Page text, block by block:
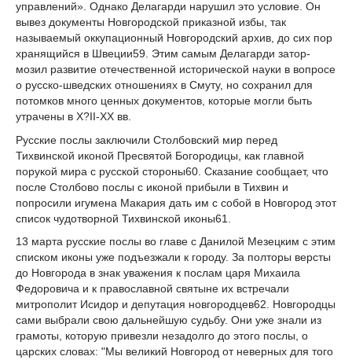
управлений». Однако Делагарди нарушил это условие. Он
вывез документы Новгородской приказной избы, так
называемый оккупационный Новгородский архив, до сих пор
хранящийся в Швеции59 . Этим самым Делагарди затор­
мозил развитие отечественной исторической науки в вопросе
о русско-шведских отно­шениях в Смуту, но сохранил для
потомков много ценных документов, которые могли быть
утрачены в Х?ІІ-ХХ вв.
Русские послы заключили Столбовский мир перед
Тихвинской иконой Пресвятой Богородицы, как главной
порукой мира с русской стороны60 . Сказание сообщает, что
после Столбово послы с иконой прибыли в Тихвин и
попросили игумена Макария дать им с собой в Новгород этот
список чудотворной Тихвинской иконы61
13 марта русские послы во главе с Данилой Мезецким с этим
списком иконы уже подъезжали к городу. За полторы версты
до Новгорода в знак уважения к послам царя Михаила
Федоровича и к православной святыне их встречали
митрополит Исидор и де­путация новгородцев62. Новгородцы
сами выбрали свою дальнейшую судьбу. Они уже знали из
грамоты, которую привезли незадолго до этого послы, о
царских словах: "Мы великий Новгород от неверных для того